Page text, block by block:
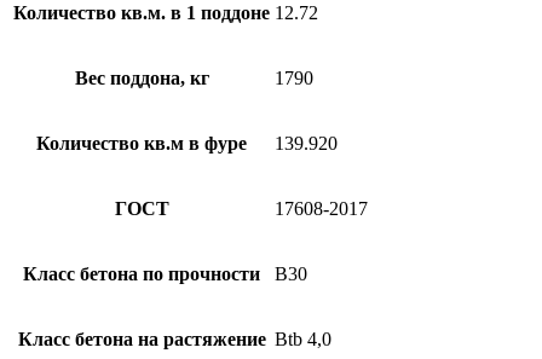
Количество кв.м. в 1 поддоне 12.72
Вес поддона, кг 1790
Количество кв.м в фуре 139.920
ГОСТ 17608-2017
Класс бетона по прочности B30
Класс бетона на растяжение Btb 4,0